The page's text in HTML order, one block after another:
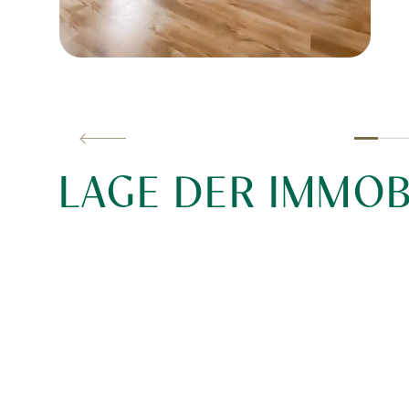
LAGE DER